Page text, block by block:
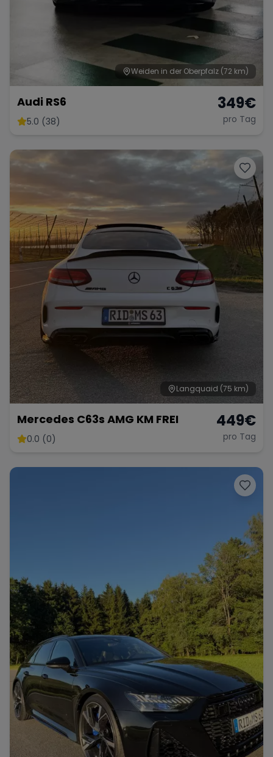
Weiden in der Oberpfalz (72 km)
Audi RS6
5.0 (38)
349€
pro Tag
Langquaid (75 km)
Mercedes C63s AMG KM FREI
0.0 (0)
449€
pro Tag